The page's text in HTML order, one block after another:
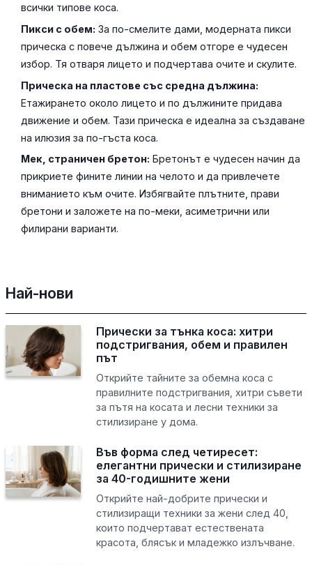
всички типове коса.
Пикси с обем: За по-смелите дами, модерната пикси
прическа с повече дължина и обем отгоре е чудесен
избор. Тя отваря лицето и подчертава очите и скулите.
Прическа на пластове със средна дължина:
Етажирането около лицето и по дължините придава
движение и обем. Тази прическа е идеална за създаване
на илюзия за по-гъста коса.
Мек, страничен бретон: Бретонът е чудесен начин да
прикриете фините линии на челото и да привлечете
вниманието към очите. Избягвайте плътните, прави
бретони и заложете на по-меки, асиметрични или
филирани варианти.
Най-нови
Прически за тънка коса: хитри
подстригвания, обем и правилен
път
Открийте тайните за обемна коса с
правилните подстригвания, хитри съвети
за пътя на косата и лесни техники за
стилизиране у дома.
Във форма след четиресет:
елегантни прически и стилизиране
за 40-годишните жени
Открийте най-добрите прически и
стилизиращи техники за жени след 40,
които подчертават естествената
красота, блясък и младежко излъчване.